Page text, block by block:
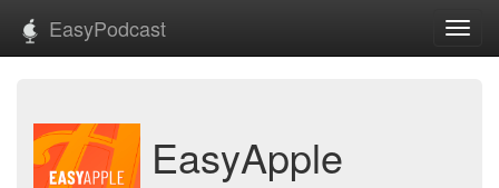
EasyPodcast
EasyApple